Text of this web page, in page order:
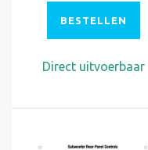
BESTELLEN
Direct uitvoerbaar